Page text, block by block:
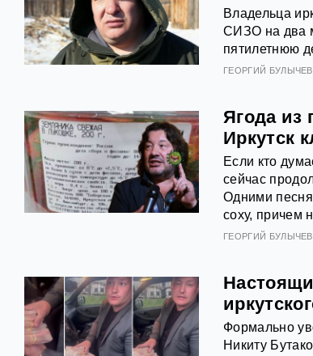
Владельца
СИЗО на два
пятилетнюю
ГЕОРГИЙ БУЛЫЧЕВ
Ягода из
Иркутск
Если кто
сейчас
Одними
соху, причем
ГЕОРГИЙ БУЛЫЧЕВ
Формально
Никиту